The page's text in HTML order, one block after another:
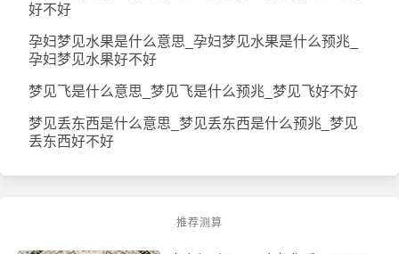
好不好
孕妇梦见水果是什么意思_孕妇梦见水果是什么预兆_
孕妇梦见水果好不好
梦见飞是什么意思_梦见飞是什么预兆_梦见飞好不好
梦见丢东西是什么意思_梦见丢东西是什么预兆_梦见
丢东西好不好
推荐测算